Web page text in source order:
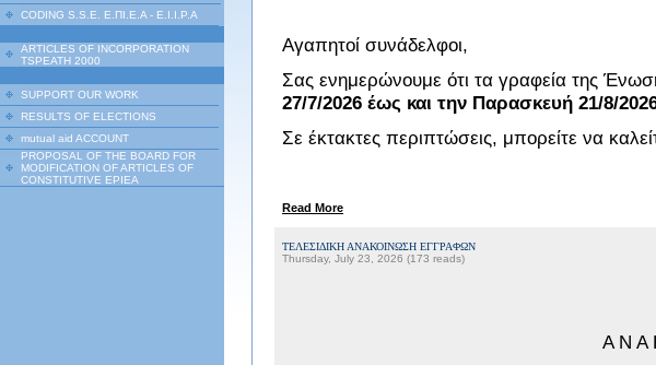
CODING S.S.E. Ε.ΠΙ.Ε.Α - Ε.Ι.Ι.P.A
ARTICLES OF INCORPORATION
TSPEATH 2000
SUPPORT OUR WORK
RESULTS OF ELECTIONS
mutual aid ACCOUNT
PROPOSAL OF THE BOARD FOR
MODIFICATION OF ARTICLES OF
CONSTITUTIVE EPIEA
Αγαπητοί συνάδελφοι,
Σας ενημερώνουμε ότι τα γραφεία της
27/7/2026 έως και την Παρασκευή 21/8/
Σε έκτακτες περιπτώσεις, μπορείτε να
Read More
ΤΕΛΕΣΙΔΙΚΗ ΑΝΑΚΟΙΝΩΣΗ ΕΓΓΡΑΦΩΝ
Thursday, July 23, 2026 (173 reads)
Α Ν Α